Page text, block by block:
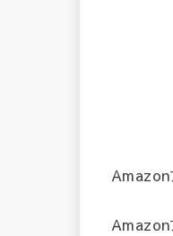
Amazon
Amazon